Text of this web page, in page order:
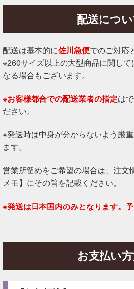
配送につ
配送は基本的に佐川急便でのご対応
※260サイズ以上の大型商品に関し
なる場合もございます。
※お客様都合での配送業者の指定は
ださい。
※発送時は中身が分からないよう厳
ます。
営業所留めをご希望の場合は、注文
メモ】にその旨を記載ください。
※発送は日本国内のみとなります。予
お支払い